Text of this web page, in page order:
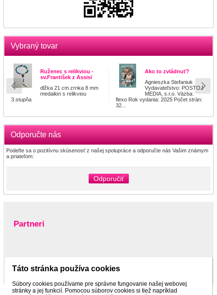
Vybraný tovar
Ruženec s relikviou -
sv.František z Assisi
dlžka 21 cm zrnka 8 mm
medailon s relikviou
3.stupňa
Ako to zvládnuť?
Agnieszka Stefaniuk
Vydavateľstvo: POSTOJ
MEDIA, s.r.o. Väzba:
flexo Rok vydania: 2025 Počet strán:
32...
Odporučte nás
Podeľte sa o pozitívnu skúsenosť z našej spolupráce a odporučte nás Vašim známym
a priateľom:
Odporučiť
Partneri
Táto stránka používa cookies
Súbory cookies používame pre správne fungovanie našej webovej
stránky a jej funkcií. Pomocou súborov cookies si tiež napríklad